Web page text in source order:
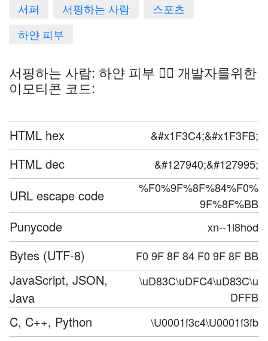
서퍼 서핑하는 사람
스포츠
하얀 피부
서핑하는 사람: 하얀 피부 🏄🏻 개발자를위한
이모티콘 코드:
HTML hex &#x1F3C4;&#x1F3FB;
HTML dec &#127940;&#127995;
URL escape code
%F0%9F%8F%84%F0%
9F%8F%BB
Punycode xn--1l8hod
Bytes (UTF-8) F0 9F 8F 84 F0 9F 8F BB
JavaScript, JSON,
Java
\uD83C\uDFC4\uD83C\u
DFFB
C, C++, Python \U0001f3c4\U0001f3fb